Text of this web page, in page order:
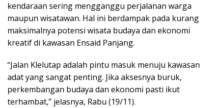
kendaraan sering mengganggu perjalanan warga
maupun wisatawan. Hal ini berdampak pada kurang
maksimalnya potensi wisata budaya dan ekonomi
kreatif di kawasan Ensaid Panjang.
“Jalan Klelutap adalah pintu masuk menuju kawasan
adat yang sangat penting. Jika aksesnya buruk,
perkembangan budaya dan ekonomi pasti ikut
terhambat,” jelasnya, Rabu (19/11).